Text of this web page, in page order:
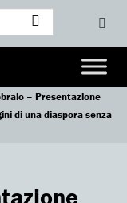
– Presentazione
di una diaspora senza